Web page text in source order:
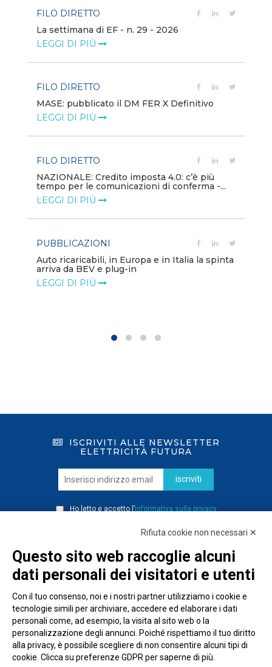
FILO DIRETTO
La settimana di EF - n. 29 - 2026
LEGGI DI PIÙ
FILO DIRETTO
MASE: pubblicato il DM FER X Definitivo
LEGGI DI PIÙ
FILO DIRETTO
NAZIONALE: Credito imposta 4.0: c’è più
tempo per le comunicazioni di conferma -...
LEGGI DI PIÙ
PUBBLICAZIONI
Auto ricaricabili, in Europa e in Italia la spinta
arriva da BEV e plug-in
LEGGI DI PIÙ
ISCRIVITI ALLE NEWSLETTER
ELETTRICITÀ FUTURA
iscriviti
Ho letto e accetto l’informativa sulla privacy
Rifiuta cookie non necessari ✕
Questo sito web raccoglie alcuni
dati personali dei visitatori e utenti
Con il tuo consenso, noi e i nostri partner utilizziamo i cookie e
tecnologie simili per archiviare, accedere ed elaborare i dati
personali come, ad esempio, la visita al sito web o la
personalizzazione degli annunci. Poiché rispettiamo il tuo diritto
alla privacy, è possibile scegliere di non consentire alcuni tipi di
cookie. Clicca su preferenze GDPR per saperne di più.